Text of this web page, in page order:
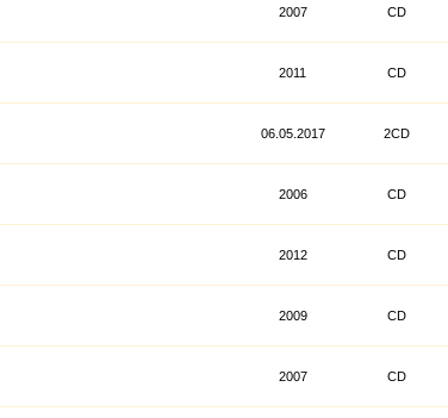
2007 CD
2011 CD
06.05.2017 2CD
2006 CD
2012 CD
2009 CD
2007 CD